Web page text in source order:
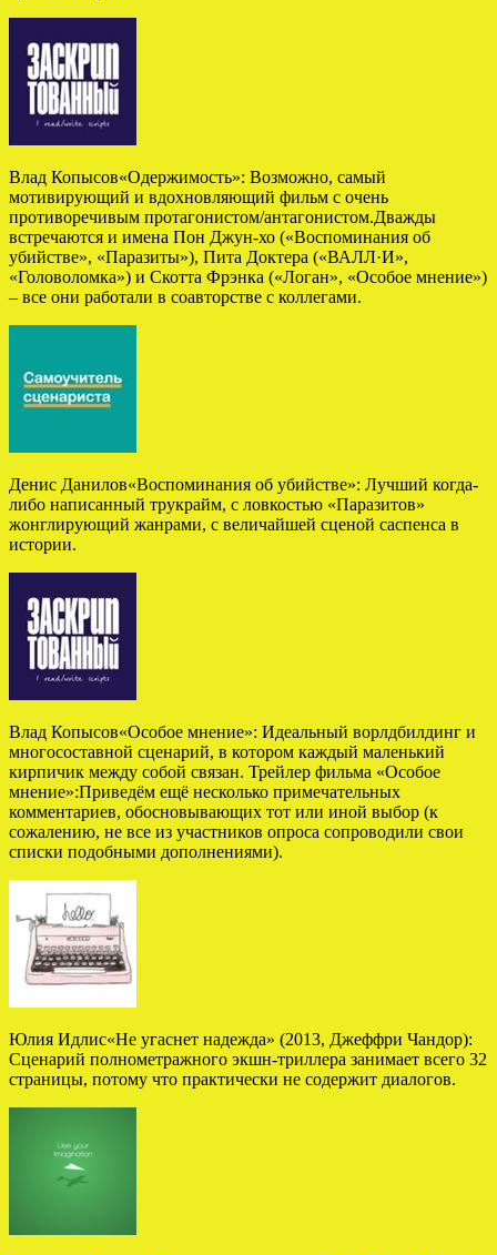
Влад Копысов«Одержимость»: Возможно, самый
мотивирующий и вдохновляющий фильм с очень
противоречивым протагонистом/антагонистом.Дважды
встречаются и имена Пон Джун-хо («Воспоминания об
убийстве», «Паразиты»), Пита Доктера («ВАЛЛ·И»,
«Головоломка») и Скотта Фрэнка («Логан», «Особое мнение»)
– все они работали в соавторстве с коллегами.
Денис Данилов«Воспоминания об убийстве»: Лучший когда-
либо написанный трукрайм, с ловкостью «Паразитов»
жонглирующий жанрами, с величайшей сценой саспенса в
истории.
Влад Копысов«Особое мнение»: Идеальный ворлдбилдинг и
многосоставной сценарий, в котором каждый маленький
кирпичик между собой связан. Трейлер фильма «Особое
мнение»:Приведём ещё несколько примечательных
комментариев, обосновывающих тот или иной выбор (к
сожалению, не все из участников опроса сопроводили свои
списки подобными дополнениями).
Юлия Идлис«Не угаснет надежда» (2013, Джеффри Чандор):
Сценарий полнометражного экшн-триллера занимает всего 32
страницы, потому что практически не содержит диалогов.